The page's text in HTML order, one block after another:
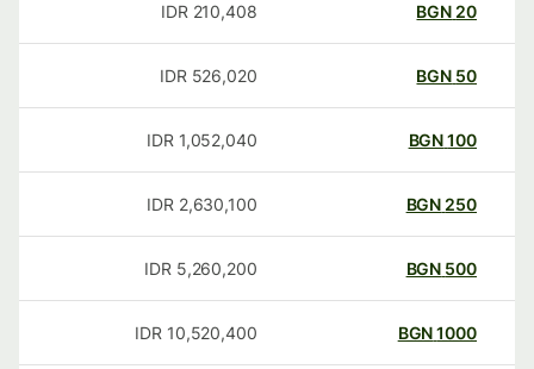
20
BGN
210,408
IDR
50
BGN
526,020
IDR
100
BGN
1,052,040
IDR
250
BGN
2,630,100
IDR
500
BGN
5,260,200
IDR
1000
BGN
10,520,400
IDR